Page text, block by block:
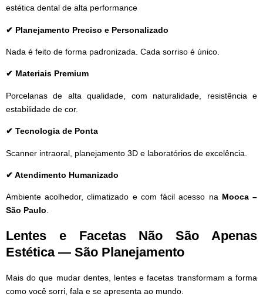
estética dental de alta performance
✔ Planejamento Preciso e Personalizado
Nada é feito de forma padronizada. Cada sorriso é único.
✔ Materiais Premium
Porcelanas de alta qualidade, com naturalidade, resistência e
estabilidade de cor.
✔ Tecnologia de Ponta
Scanner intraoral, planejamento 3D e laboratórios de excelência.
✔ Atendimento Humanizado
Ambiente acolhedor, climatizado e com fácil acesso na Mooca –
São Paulo.
Lentes e Facetas Não São Apenas
Estética — São Planejamento
Mais do que mudar dentes, lentes e facetas transformam a forma
como você sorri, fala e se apresenta ao mundo.